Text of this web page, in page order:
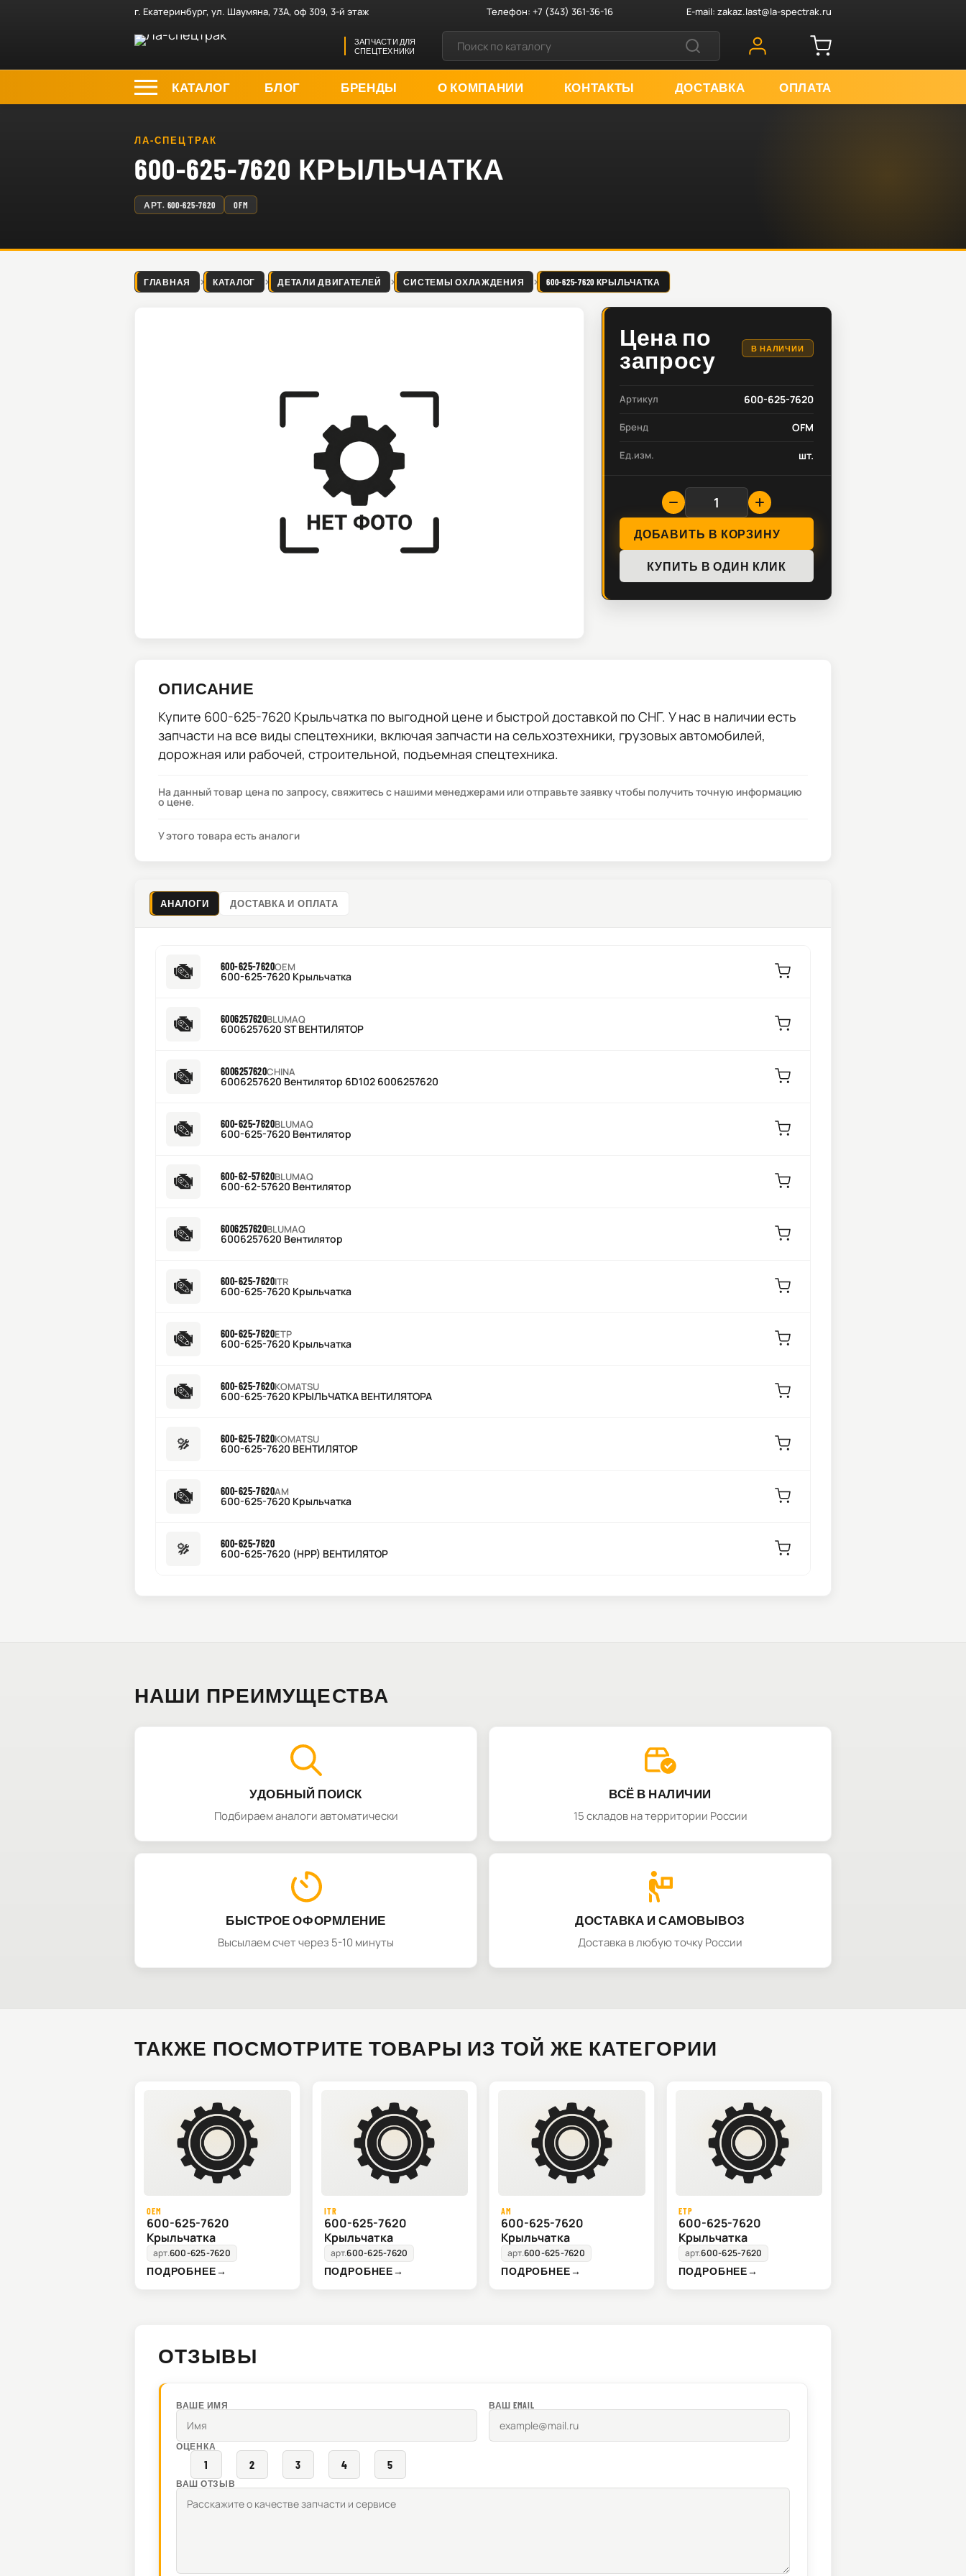
г. Екатеринбург, ул. Шаумяна, 73А, оф 309, 3-й этаж Телефон:+7 (343) 361-36-16 E-mail: zakaz.last@la-spectrak.ru
ЗАПЧАСТИ ДЛЯ
СПЕЦТЕХНИКИ
КАТАЛОГ БЛОГ БРЕНДЫ О КОМПАНИИ КОНТАКТЫ ДОСТАВКА ОПЛАТА
ЛА-СПЕЦТРАК
600-625-7620 КРЫЛЬЧАТКА
АРТ. 600-625-7620 OFM
ГЛАВНАЯ КАТАЛОГ ДЕТАЛИ ДВИГАТЕЛЕЙ СИСТЕМЫ ОХЛАЖДЕНИЯ 600-625-7620 КРЫЛЬЧАТКА
Цена по
запросу
В НАЛИЧИИ
Артикул 600-625-7620
Бренд OFM
Ед.изм. шт.
ДОБАВИТЬ В КОРЗИНУ
КУПИТЬ В ОДИН КЛИК
ОПИСАНИЕ
Купите 600-625-7620 Крыльчатка по выгодной цене и быстрой доставкой по СНГ. У нас в наличии есть
запчасти на все виды спецтехники, включая запчасти на сельхозтехники, грузовых автомобилей,
дорожная или рабочей, строительной, подъемная спецтехника.
На данный товар цена по запросу, свяжитесь с нашими менеджерами или отправьте заявку чтобы получить точную информацию
о цене.
У этого товара есть аналоги
АНАЛОГИ ДОСТАВКА И ОПЛАТА
600-625-7620OEM
600-625-7620 Крыльчатка
6006257620BLUMAQ
6006257620 ST ВЕНТИЛЯТОР
6006257620CHINA
6006257620 Вентилятор 6D102 6006257620
600-625-7620BLUMAQ
600-625-7620 Вентилятор
600-62-57620BLUMAQ
600-62-57620 Вентилятор
6006257620BLUMAQ
6006257620 Вентилятор
600-625-7620ITR
600-625-7620 Крыльчатка
600-625-7620ETP
600-625-7620 Крыльчатка
600-625-7620KOMATSU
600-625-7620 КРЫЛЬЧАТКА ВЕНТИЛЯТОРА
600-625-7620KOMATSU
600-625-7620 ВЕНТИЛЯТОР
600-625-7620AM
600-625-7620 Крыльчатка
600-625-7620
600-625-7620 (HPP) ВЕНТИЛЯТОР
НАШИ ПРЕИМУЩЕСТВА
УДОБНЫЙ ПОИСК
Подбираем аналоги автоматически
ВСЁ В НАЛИЧИИ
15 складов на территории России
БЫСТРОЕ ОФОРМЛЕНИЕ
Высылаем счет через 5-10 минуты
ДОСТАВКА И САМОВЫВОЗ
Доставка в любую точку России
ТАКЖЕ ПОСМОТРИТЕ ТОВАРЫ ИЗ ТОЙ ЖЕ КАТЕГОРИИ
OEM
600-625-7620
Крыльчатка
арт.600-625-7620
ПОДРОБНЕЕ→
ITR
600-625-7620
Крыльчатка
арт.600-625-7620
ПОДРОБНЕЕ→
AM
600-625-7620
Крыльчатка
арт.600-625-7620
ПОДРОБНЕЕ→
ETP
600-625-7620
Крыльчатка
арт.600-625-7620
ПОДРОБНЕЕ→
ОТЗЫВЫ
ВАШЕ ИМЯ ВАШ EMAIL
ОЦЕНКА
1 2 3 4 5
ВАШ ОТЗЫВ